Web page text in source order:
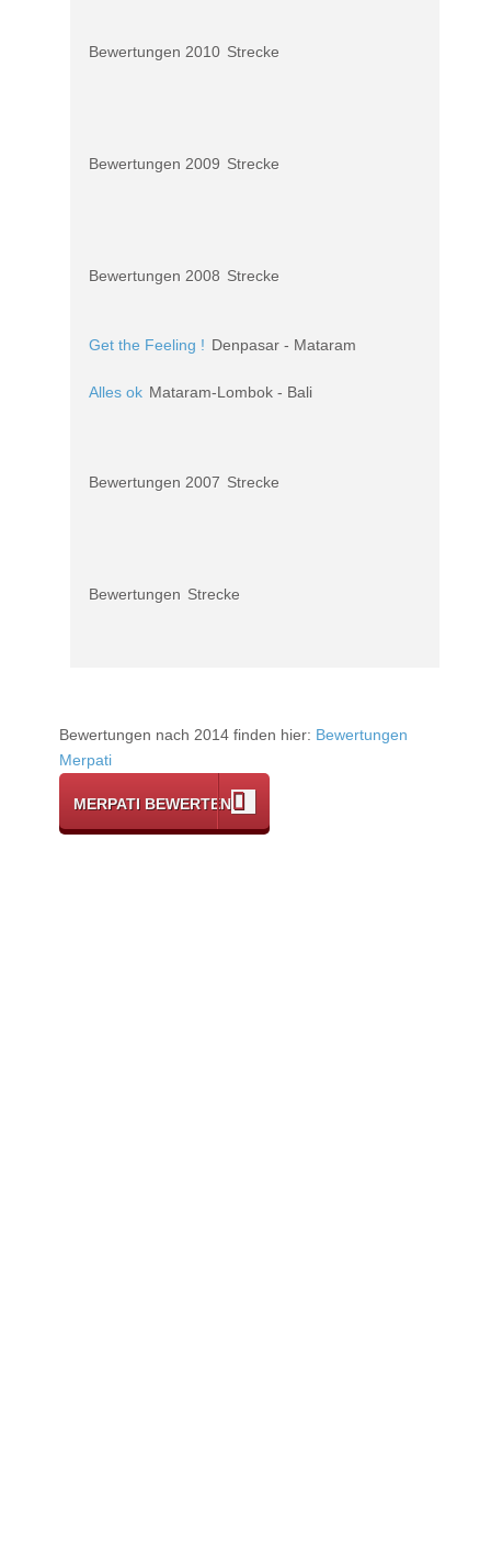
Bewertungen 2010 Strecke
Bewertungen 2009 Strecke
Bewertungen 2008 Strecke
Get the Feeling ! Denpasar - Mataram
Alles ok Mataram-Lombok - Bali
Bewertungen 2007 Strecke
Bewertungen Strecke
Bewertungen nach 2014 finden hier: Bewertungen
Merpati
MERPATI BEWERTEN